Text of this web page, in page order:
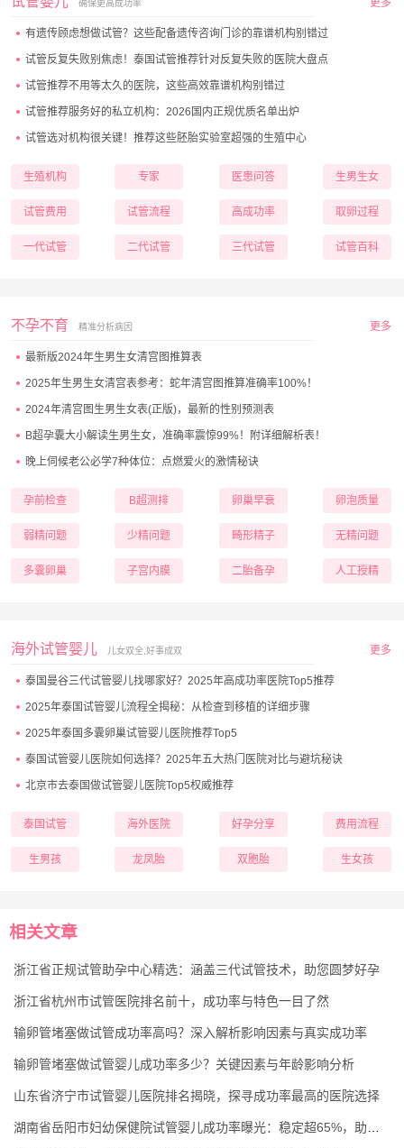
确保更高成功率
有遗传顾虑想做试管？这些配备遗传咨询门诊的靠谱机构别错过
试管反复失败别焦虑！泰国试管推荐针对反复失败的医院大盘点
试管推荐不用等太久的医院，这些高效靠谱机构别错过
试管推荐服务好的私立机构：2026国内正规优质名单出炉
试管选对机构很关键！推荐这些胚胎实验室超强的生殖中心
生殖机构 专家 医患问答 生男生女
试管费用 试管流程 高成功率 取卵过程
一代试管 二代试管 三代试管 试管百科
不孕不育 精准分析病因 更多
最新版2024年生男生女清宫图推算表
2025年生男生女清宫表参考：蛇年清宫图推算准确率100%！
2024年清宫图生男生女表(正版)，最新的性别预测表
B超孕囊大小解读生男生女，准确率震惊99%！附详细解析表！
晚上伺候老公必学7种体位：点燃爱火的激情秘诀
孕前检查 B超测排 卵巢早衰 卵泡质量
弱精问题 少精问题 畸形精子 无精问题
多囊卵巢 子宫内膜 二胎备孕 人工授精
海外试管婴儿 儿女双全,好事成双 更多
泰国曼谷三代试管婴儿找哪家好？2025年高成功率医院Top5推荐
2025年泰国试管婴儿流程全揭秘：从检查到移植的详细步骤
2025年泰国多囊卵巢试管婴儿医院推荐Top5
泰国试管婴儿医院如何选择？2025年五大热门医院对比与避坑秘诀
北京市去泰国做试管婴儿医院Top5权威推荐
泰国试管 海外医院 好孕分享 费用流程
生男孩 龙凤胎 双胞胎 生女孩
相关文章
浙江省正规试管助孕中心精选：涵盖三代试管技术，助您圆梦好孕
浙江省杭州市试管医院排名前十，成功率与特色一目了然
输卵管堵塞做试管成功率高吗？深入解析影响因素与真实成功率
输卵管堵塞做试管婴儿成功率多少？关键因素与年龄影响分析
山东省济宁市试管婴儿医院排名揭晓，探寻成功率最高的医院选择